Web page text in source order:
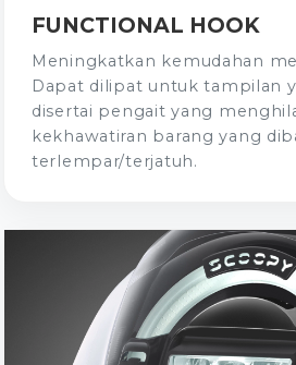
FUNCTIONAL HOOK
Meningkatkan kemudahan
Dapat dilipat untuk tampilan
disertai pengait yang
kekhawatiran barang yang
terlempar/terjatuh.